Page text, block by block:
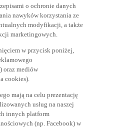
o ochronie danych
nawyków korzystania ze
modyfikacji, a także
marketingowych.
w przycisk poniżej,
oraz mediów
cookies).
mają na celu prezentację
usług na naszej
innych platform
(np. Facebook) w